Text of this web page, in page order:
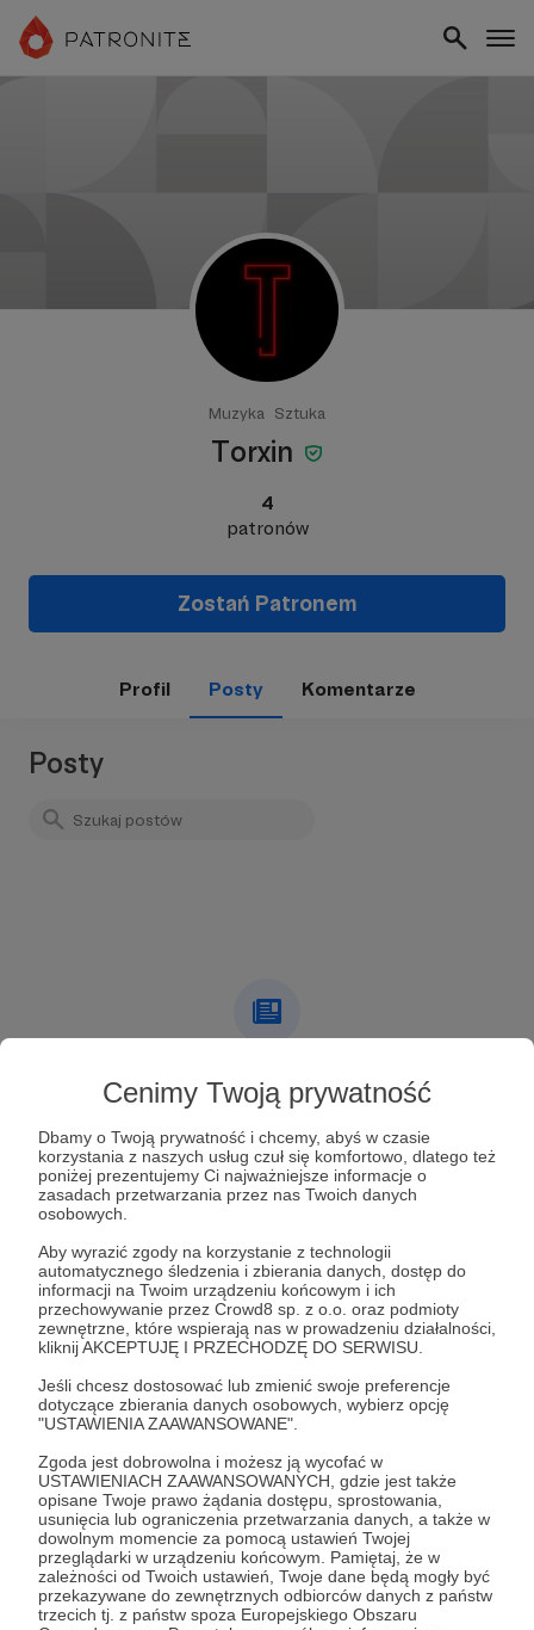
Cenimy Twoją prywatność
Dbamy o Twoją prywatność i chcemy, abyś w czasie
korzystania z naszych usług czuł się komfortowo, dlatego też
poniżej prezentujemy Ci najważniejsze informacje o
zasadach przetwarzania przez nas Twoich danych
osobowych.
Aby wyrazić zgody na korzystanie z technologii
automatycznego śledzenia i zbierania danych, dostęp do
informacji na Twoim urządzeniu końcowym i ich
przechowywanie przez Crowd8 sp. z o.o. oraz podmioty
zewnętrzne, które wspierają nas w prowadzeniu działalności,
kliknij AKCEPTUJĘ I PRZECHODZĘ DO SERWISU.
Jeśli chcesz dostosować lub zmienić swoje preferencje
dotyczące zbierania danych osobowych, wybierz opcję
"USTAWIENIA ZAAWANSOWANE".
Zgoda jest dobrowolna i możesz ją wycofać w
USTAWIENIACH ZAAWANSOWANYCH, gdzie jest także
opisane Twoje prawo żądania dostępu, sprostowania,
usunięcia lub ograniczenia przetwarzania danych, a także w
dowolnym momencie za pomocą ustawień Twojej
przeglądarki w urządzeniu końcowym. Pamiętaj, że w
zależności od Twoich ustawień, Twoje dane będą mogły być
przekazywane do zewnętrznych odbiorców danych z państw
trzecich tj. z państw spoza Europejskiego Obszaru
Muzyka Sztuka
Torxin
4
patronów
Zostań Patronem
Profil Posty Komentarze
Posty
Lista postów jest pusta
Autor nie dodał jeszcze żadnych postów
Dołącz do grona Patronów!
Wesprzyj działalność AutoraTorxinjuż teraz!
Zostań Patronem